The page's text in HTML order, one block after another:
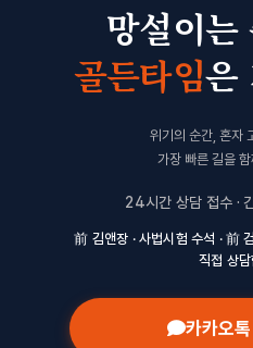
망설이는
골든타임은
위기의 순간, 혼자
가장 빠른 길을
24시간 상담 접수 ·
前 김앤장 · 사법시험 수석 · 前
직접 상
카카오톡